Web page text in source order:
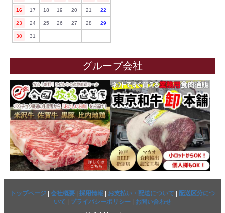
16 17 18 19 20 21 22
23 24 25 26 27 28 29
30 31
グループ会社
トップページ 会社概要 採用情報 お支払い・配送について
配送区分につ
いて
プライバシーポリシー
お問い合わせ